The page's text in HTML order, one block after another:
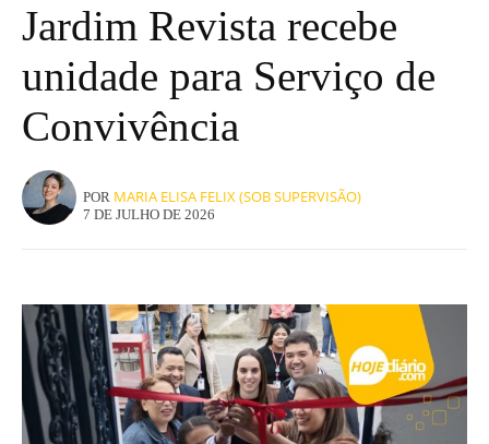
Jardim Revista recebe
unidade para Serviço de
Convivência
POR MARIA ELISA FELIX (SOB SUPERVISÃO)
7 DE JULHO DE 2026